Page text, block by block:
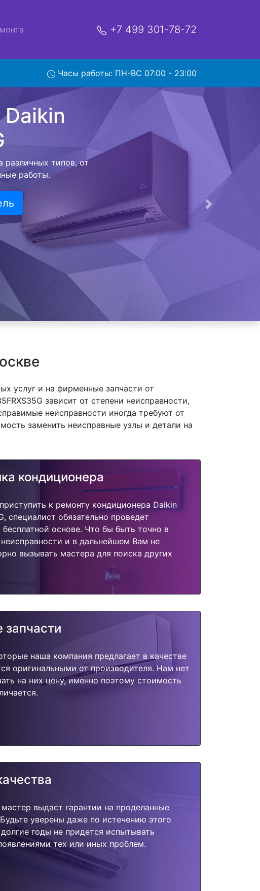
+7 499 301-78-72
Часы работы: ПН-ВС 07:00 - 23:00
сервис
услугой которая
приезжает в
договор с
его в сервисный
готовый к работе
Следующая
услуг и на фирменные запчасти от
зависит от степени неисправности,
неисправности иногда требуют от
заменить неисправные узлы и детали на
кондиционера
к ремонту кондиционера Daikin
специалист обязательно проведет
бесплатной основе. Что бы быть точно в
и в дальнейшем Вам не
вызывать мастера для поиска других
запчасти
наша компания предлагает в качестве
оригинальными от производителя. Нам нет
на них цену, именно поэтому стоимость
выдаст гарантии на проделанные
уверены даже по истечению этого
годы не придется испытывать
тех или иных проблем.